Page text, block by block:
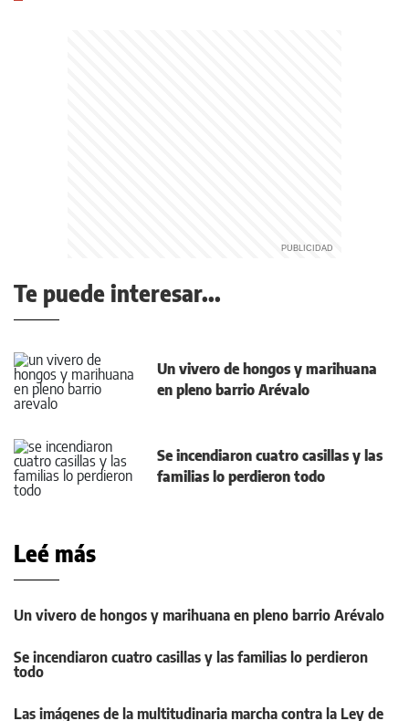
Te puede interesar...
Un vivero de hongos y marihuana
en pleno barrio Arévalo
Se incendiaron cuatro casillas y las
familias lo perdieron todo
Leé más
Un vivero de hongos y marihuana en pleno barrio Arévalo
Se incendiaron cuatro casillas y las familias lo perdieron
todo
Las imágenes de la multitudinaria marcha contra la Ley de